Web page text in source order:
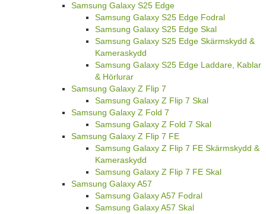
Samsung Galaxy S25 Edge
Samsung Galaxy S25 Edge Fodral
Samsung Galaxy S25 Edge Skal
Samsung Galaxy S25 Edge Skärmskydd &
Kameraskydd
Samsung Galaxy S25 Edge Laddare, Kablar
& Hörlurar
Samsung Galaxy Z Flip 7
Samsung Galaxy Z Flip 7 Skal
Samsung Galaxy Z Fold 7
Samsung Galaxy Z Fold 7 Skal
Samsung Galaxy Z Flip 7 FE
Samsung Galaxy Z Flip 7 FE Skärmskydd &
Kameraskydd
Samsung Galaxy Z Flip 7 FE Skal
Samsung Galaxy A57
Samsung Galaxy A57 Fodral
Samsung Galaxy A57 Skal